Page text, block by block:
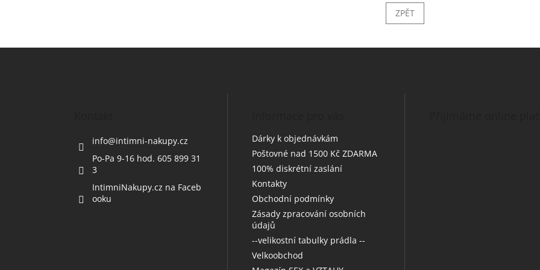
ZPĚT
Z
info@intimni-nakupy.cz
Po-Pa 9-16 hod. 605 899 31
3
IntimniNakupy.cz na Faceb
ooku
Dárky k objednávkám
Poštovné nad 1500 Kč ZDARMA
100% diskrétní zaslání
Kontakty
Obchodní podmínky
Zásady zpracování osobních
údajů
--velikostní tabulky prádla --
Velkoobchod